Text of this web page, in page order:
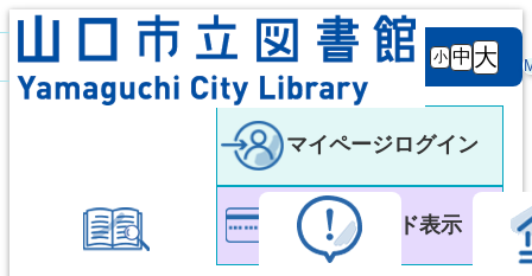
背景
白 黒
文字サ
イズ
小 中 大
マイページログイン
利用者カード表示